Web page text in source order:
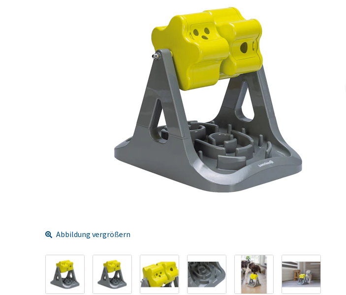
Alles ansehen
Training
Hundekotbeutel und
Halter
Alles ansehen
Abbildung vergrößern